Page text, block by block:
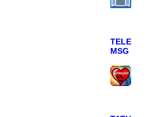
TELE
MSG